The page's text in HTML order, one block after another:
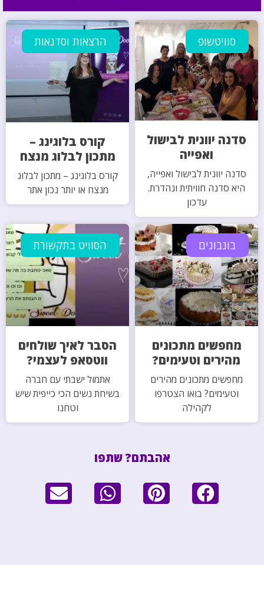
סוויטשופ
סדנה יוונית לבישול
ואפייה
סדנה יוונית לבישול ואפייה,
היא סדנה חוויתית ונהדרת.
עדכון
הרצאות וסדנאות
קורס בלוגינג –
מתכון לבלוג מנצח
קורס בלוגינג – מתכון לבלוג
מנצח או יותר נכון אתר
בונבונים
מחפשים מתכונים
מהירים וטעימים?
מחפשים מתכונים מהירים
וטעימים? בואו הצטרפו
לקהילה
הסוויט בתקשורת
הסבר לאיך שולחים
ווטסאפ לעצמי?
אתמול ישבתי עם חברה
בשיחת נשים הכי כייפית שיש
וטחנו
אהבתם? שתפו